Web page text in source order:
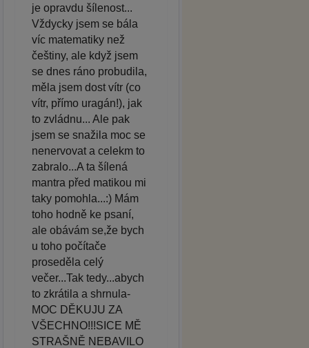
je opravdu šílenost...
Vždycky jsem se bála
víc matematiky než
češtiny, ale když jsem
se dnes ráno probudila,
měla jsem dost vítr (co
vítr, přímo uragán!), jak
to zvládnu... Ale pak
jsem se snažila moc se
nenervovat a celekm to
zabralo...A ta šílená
mantra před matikou mi
taky pomohla...:) Mám
toho hodně ke psaní,
ale obávám se,že bych
u toho počítače
proseděla celý
večer...Tak tedy...abych
to zkrátila a shrnula-
MOC DĚKUJU ZA
VŠECHNO!!!SICE MĚ
STRAŠNĚ NEBAVILO